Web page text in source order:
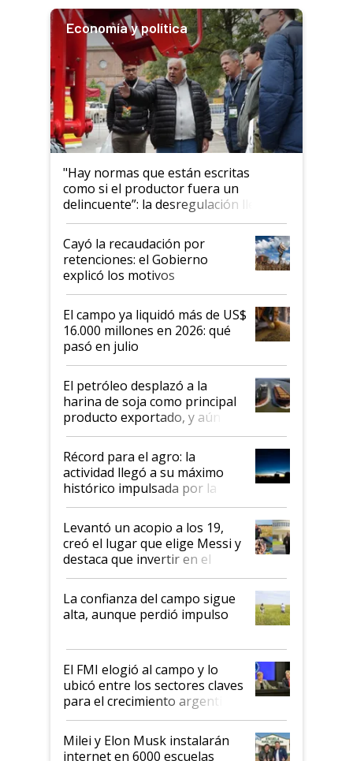
Economía y política
"Hay normas que están escritas
como si el productor fuera un
delincuente”: la desregulación llegó
al Congreso Aapresid y hasta se
habló del financiamiento al IPCVA
Cayó la recaudación por
retenciones: el Gobierno
explicó los motivos
El campo ya liquidó más de US$
16.000 millones en 2026: qué
pasó en julio
El petróleo desplazó a la
harina de soja como principal
producto exportado, y aún así
el agro aportó casi seis de cada
diez dólares y sostuvo el
liderazgo en un semestre
récord
Récord para el agro: la
actividad llegó a su máximo
histórico impulsada por la
cosecha y las exportaciones
Levantó un acopio a los 19,
creó el lugar que elige Messi y
destaca que invertir en el
kirchnerismo era como "darle
plata a un hijo para droga":
Juan Félix Rossetti, el libertario
que de una dura crisis salió
de Milei
La confianza del campo sigue
alta, aunque perdió impulso
El FMI elogió al campo y lo
ubicó entre los sectores claves
para el crecimiento argentino
Milei y Elon Musk instalarán
internet en 6000 escuelas